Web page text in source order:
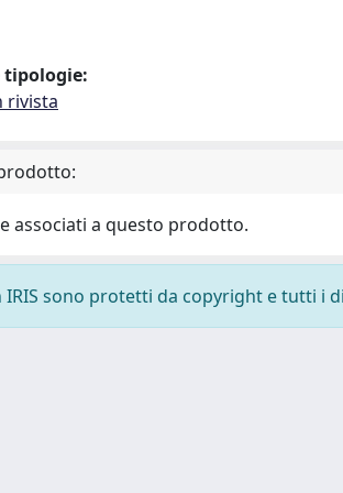
tipologie:
rivista
associati a questo prodotto.
sono protetti da copyright e tutti i